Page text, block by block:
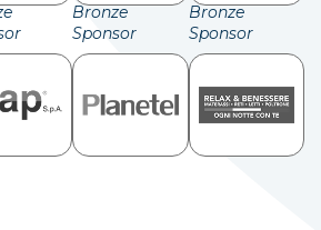
Bronze
Sponsor
Bronze
Sponsor